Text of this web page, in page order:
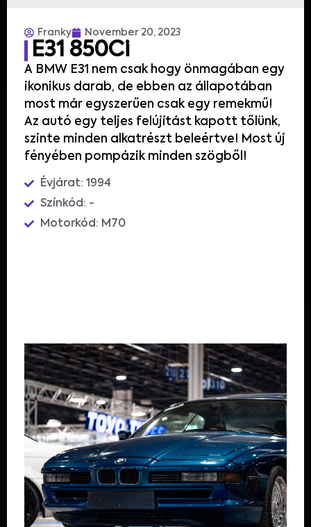
Franky November 20, 2023
E31 850Ci
A BMW E31 nem csak hogy önmagában egy
ikonikus darab, de ebben az állapotában
most már egyszerűen csak egy remekmű!
Az autó egy teljes felújítást kapott tőlünk,
szinte minden alkatrészt beleértve! Most új
fényében pompázik minden szögből!
Évjárat: 1994
Színkód: -
Motorkód: M70